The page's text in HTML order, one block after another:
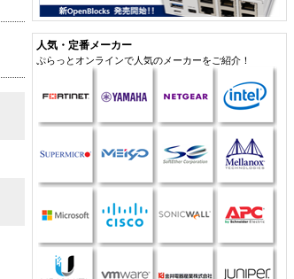
人気・定番メーカー
ぷらっとオンラインで人気のメーカーをご紹介！